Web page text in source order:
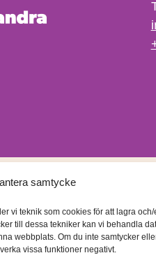
samtycke
vi teknik som cookies för att lagra
till dessa tekniker kan vi behandla
webbplats. Om du inte samtycker
vissa funktioner negativt.